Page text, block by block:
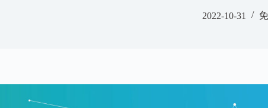
2022-10-31